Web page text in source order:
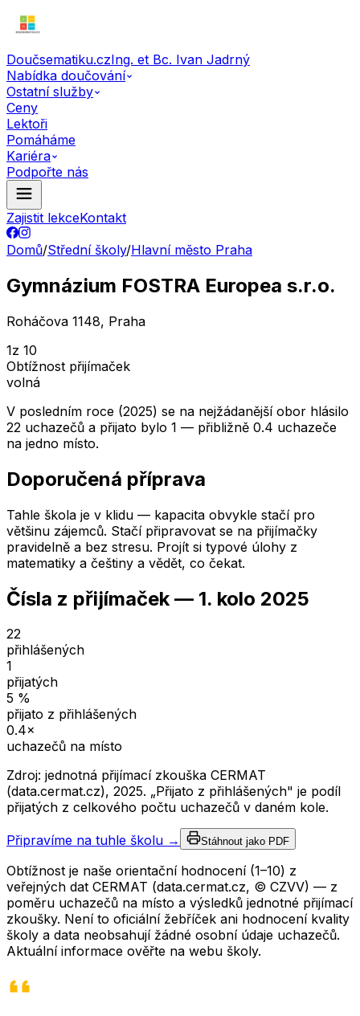
Doučsematiku.czIng. et Bc. Ivan Jadrný
Nabídka doučování
Ostatní služby
Ceny
Lektoři
Pomáháme
Kariéra
Podpořte nás
Zajistit lekceKontakt
Domů/Střední školy/Hlavní město Praha
Gymnázium FOSTRA Europea s.r.o.
Roháčova 1148, Praha
1z 10
Obtížnost přijímaček
volná
V posledním roce (2025) se na nejžádanější obor hlásilo
22 uchazečů a přijato bylo 1 — přibližně 0.4 uchazeče
na jedno místo.
Doporučená příprava
Tahle škola je v klidu — kapacita obvykle stačí pro
většinu zájemců. Stačí připravovat se na přijímačky
pravidelně a bez stresu. Projít si typové úlohy z
matematiky a češtiny a vědět, co čekat.
Čísla z přijímaček — 1. kolo 2025
22
přihlášených
1
přijatých
5 %
přijato z přihlášených
0.4×
uchazečů na místo
Zdroj: jednotná přijímací zkouška CERMAT
(data.cermat.cz), 2025. „Přijato z přihlášených" je podíl
přijatých z celkového počtu uchazečů v daném kole.
Připravíme na tuhle školu → Stáhnout jako PDF
Obtížnost je naše orientační hodnocení (1–10) z
veřejných dat CERMAT (data.cermat.cz, © CZVV) — z
poměru uchazečů na místo a výsledků jednotné přijímací
zkoušky. Není to oficiální žebříček ani hodnocení kvality
školy a data neobsahují žádné osobní údaje uchazečů.
Aktuální informace ověřte na webu školy.